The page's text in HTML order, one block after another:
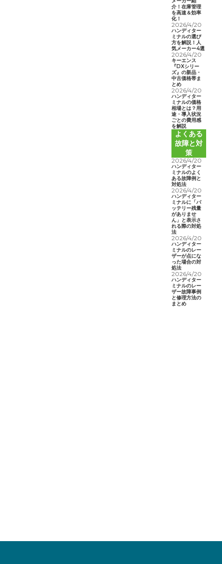
介！在庫管理
を高速＆効率
化！
2026/4/20
ハンディター
ミナルの選び
方を解説！人
気メーカー4選
2026/4/20
キーエンス
『DXシリー
ズ』の新品・
中古価格帯ま
とめ
2026/4/20
ハンディター
ミナルの価格
相場とは？用
途・導入状況
ごとの費用感
を解説
よくある
故障と対
策
2026/4/20
ハンディター
ミナルのよく
ある故障例と
対処法
2026/4/20
ハンディター
ミナルに「バ
ッテリー残量
がありませ
ん」と表示さ
れる際の対処
法
2026/4/20
ハンディター
ミナルのレー
ザーが点にな
った場合の対
処法
2026/4/20
ハンディター
ミナルのレー
ザー故障事例
と修理方法の
まとめ